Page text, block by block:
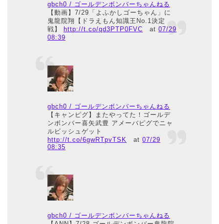
gbch0 / ゴールデンボンバーちゃんねる
【動画】7/29「よふかしゴーちゃん」に
鬼龍院翔【ドラえもん知識王No.1決定
戦】
http://t.co/qd3PTP0FVC at07/29
08:39
gbch0 / ゴールデンボンバーちゃんねる
【キャンピグ】またやってた！ゴールデ
ンボンバー喜矢武豊 アメーバピグでニャ
ルビッシュゲット
http://t.co/6gwRTpvTSK
at07/29
08:35
gbch0 / ゴールデンボンバーちゃんねる